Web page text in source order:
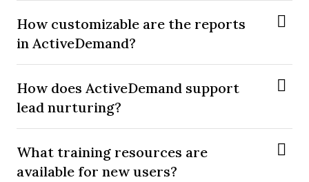
How customizable are the reports
in ActiveDemand?
How does ActiveDemand support
lead nurturing?
What training resources are
available for new users?